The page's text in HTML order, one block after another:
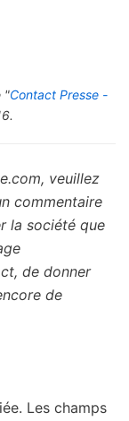
"Contact Presse -
veuillez
commentaire
la société que
de donner
de
Les champs